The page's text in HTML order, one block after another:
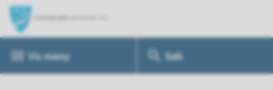
i
Søk
Vismeny